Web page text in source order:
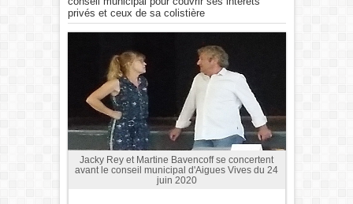
privés et ceux de sa colistière
Jacky Rey et Martine Bavencoff se concertent
avant le conseil municipal d'Aigues Vives du 24
juin 2020